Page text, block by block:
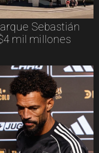
Sebastián
mil millones